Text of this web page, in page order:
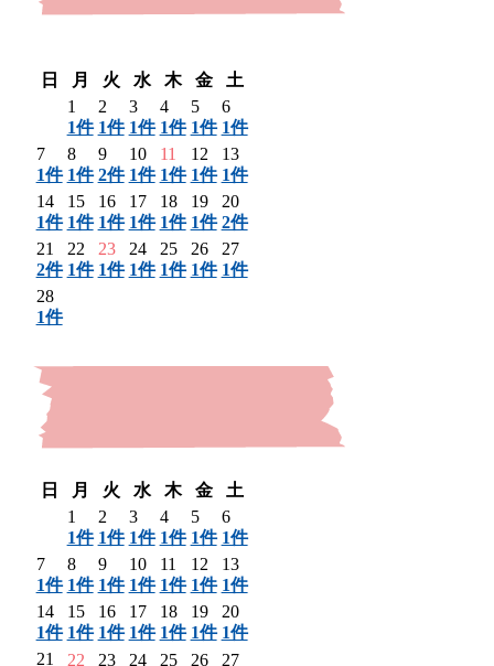
日
月 火 水 木 金
土
1
1件
2
1件
3
1件
4
1件
5
1件
6
1件
7
1件
8
1件
9
2件
10
1件
11
1件
12
1件
13
1件
14
1件
15
1件
16
1件
17
1件
18
1件
19
1件
20
2件
21
2件
22
1件
23
1件
24
1件
25
1件
26
1件
27
1件
28
1件
日
月 火 水 木 金
土
1
1件
2
1件
3
1件
4
1件
5
1件
6
1件
7
1件
8
1件
9
1件
10
1件
11
1件
12
1件
13
1件
14
1件
15
1件
16
1件
17
1件
18
1件
19
1件
20
1件
21
22 23 24 25 26 27